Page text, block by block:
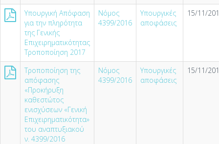
Υπουργική Απόφαση
για την πληρότητα
της Γενικής
Επιχειρηματικότητας
Τροποποίηση 2017
Νόμος
4399/2016
Υπουργικές
αποφάσεις
15/11/
Τροποποίηση της
απόφασης
«Προκήρυξη
καθεστώτος
ενισχύσεων «Γενική
Επιχειρηματικότητα»
του αναπτυξιακού
ν. 4399/2016
Νόμος
4399/2016
Υπουργικές
αποφάσεις
15/11/